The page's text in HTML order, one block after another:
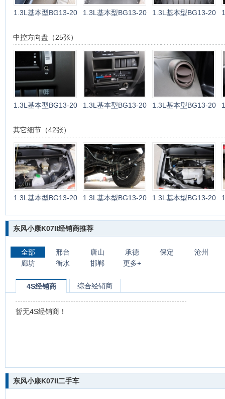
1.3L基本型BG13-20 1.3L基本型BG13-20 1.3L基本型BG13-20
中控方向盘（25张）
1.3L基本型BG13-20 1.3L基本型BG13-20 1.3L基本型BG13-20
其它细节（42张）
1.3L基本型BG13-20 1.3L基本型BG13-20 1.3L基本型BG13-20
东风小康K07II经销商推荐
全部 邢台 唐山 承德 保定
沧州
廊坊
衡水 邯郸 更多+
4S经销商 综合经销商
暂无4S经销商！
东风小康K07II二手车